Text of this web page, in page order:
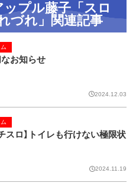
プル藤子「スロ
づれ」関連記事
お知らせ
2024.12.03
チスロ】トイレも行けない極限状
2024.11.19